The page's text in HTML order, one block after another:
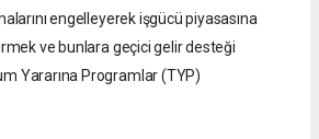
engelleyerek işgücü piyasasına
ve bunlara geçici gelir desteği
Yararına Programlar (TYP)